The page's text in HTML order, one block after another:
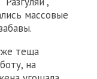
массовые
теща
на